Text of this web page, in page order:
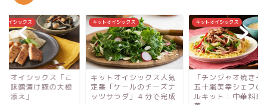
オイシックス
トオイシックス人気
「ケールのチーズナ
ラダ」４分で完成
キットオイシックス
「チンジャオ焼きそば」
五十嵐美幸シェフのミー
ルキット：中華料理
キットオイシックス
キットオイシックス
んがり味噌漬け豚の
ソテー添え」